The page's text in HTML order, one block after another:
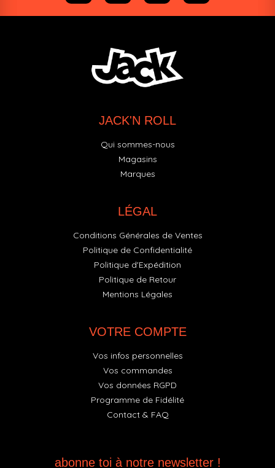
JACK'N ROLL
Qui sommes-nous
Magasins
Marques
LÉGAL
Conditions Générales de Ventes
Politique de Confidentialité
Politique d'Expédition
Politique de Retour
Mentions Légales
VOTRE COMPTE
Vos infos personnelles
Vos commandes
Vos données RGPD
Programme de Fidélité
Contact & FAQ
abonne toi à notre newsletter !